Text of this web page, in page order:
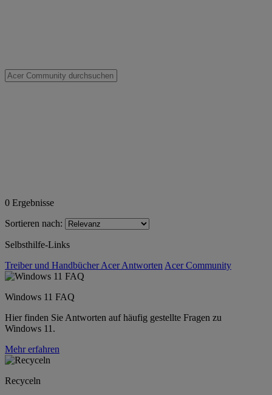
0 Ergebnisse
Sortieren nach:
Selbsthilfe-Links
Treiber und HandbücherAcer Antworten Acer Community
Windows 11 FAQ
Hier finden Sie Antworten auf häufig gestellte Fragen zu
Windows 11.
Mehr erfahren
Recyceln